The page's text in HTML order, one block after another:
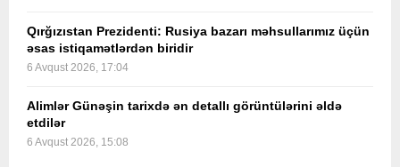
Qırğızıstan Prezidenti: Rusiya bazarı məhsullarımız üçün
əsas istiqamətlərdən biridir
6 Avqust 2026, 17:04
Alimlər Günəşin tarixdə ən detallı görüntülərini əldə
etdilər
6 Avqust 2026, 15:08